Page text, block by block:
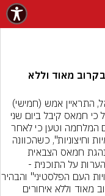
מאוד וללא
האחרון את התוכנית של הנשיא טרמאפ לסיום המלחמה וטען כי לאחר
להתייעצויות בקרב צמרת חמאס-חו"ל ומול הנהגת חמאס הצבאית
הערות שאותן הגדיר ככאלו